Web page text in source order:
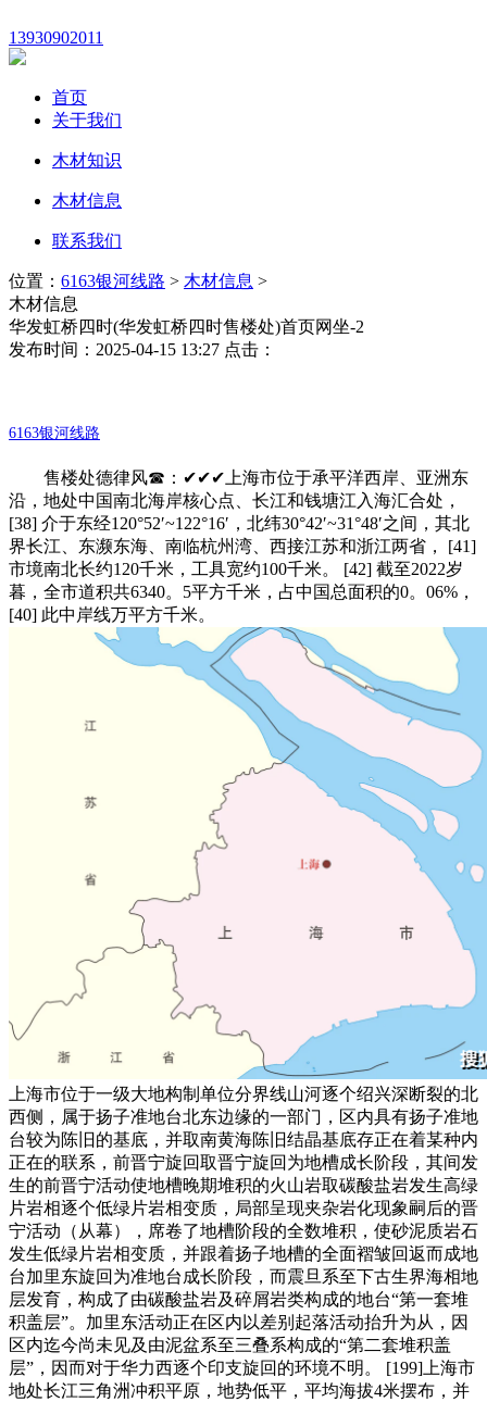
13930902011
首页
关于我们
木材知识
木材信息
联系我们
位置： 6163银河线路 > 木材信息 >
木材信息
华发虹桥四时(华发虹桥四时售楼处)首页网坐-2
发布时间：2025-04-15 13:27 点击：
6163银河线路
售楼处德律风☎：✔✔✔上海市位于承平洋西岸、亚洲东
沿，地处中国南北海岸核心点、长江和钱塘江入海汇合处，
[38] 介于东经120°52′~122°16′，北纬30°42′~31°48′之间，其北
界长江、东濒东海、南临杭州湾、西接江苏和浙江两省， [41]
市境南北长约120千米，工具宽约100千米。 [42] 截至2022岁
暮，全市道积共6340。5平方千米，占中国总面积的0。06%，
[40] 此中岸线万平方千米。
上海市位于一级大地构制单位分界线山河逐个绍兴深断裂的北
西侧，属于扬子准地台北东边缘的一部门，区内具有扬子准地
台较为陈旧的基底，并取南黄海陈旧结晶基底存正在着某种内
正在的联系，前晋宁旋回取晋宁旋回为地槽成长阶段，其间发
生的前晋宁活动使地槽晚期堆积的火山岩取碳酸盐岩发生高绿
片岩相逐个低绿片岩相变质，局部呈现夹杂岩化现象嗣后的晋
宁活动（从幕），席卷了地槽阶段的全数堆积，使砂泥质岩石
发生低绿片岩相变质，并跟着扬子地槽的全面褶皱回返而成地
台加里东旋回为准地台成长阶段，而震旦系至下古生界海相地
层发育，构成了由碳酸盐岩及碎屑岩类构成的地台“第一套堆
积盖层”。加里东活动正在区内以差别起落活动抬升为从，因
区内迄今尚未见及由泥盆系至三叠系构成的“第二套堆积盖
层”，因而对于华力西逐个印支旋回的环境不明。 [199]上海市
地处长江三角洲冲积平原，地势低平，平均海拔4米摆布，并